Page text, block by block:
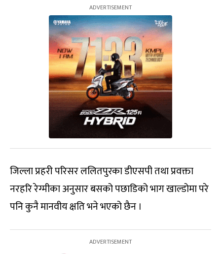
जिल्ला प्रहरी परिसर ललितपुरका डीएसपी तथा प्रवक्ता
नरहरि रेग्मीका अनुसार बसको पछाडिको भाग खाल्डोमा परे
पनि कुनै मानवीय क्षति भने भएको छैन ।